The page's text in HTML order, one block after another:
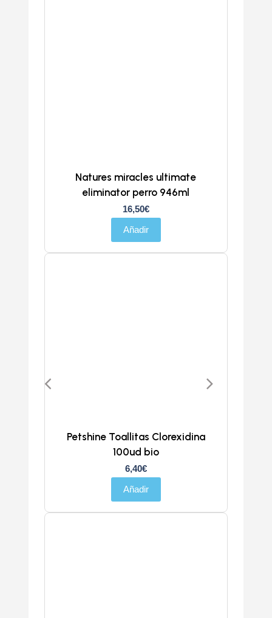
Natures miracles ultimate
eliminator perro 946ml
16,50€
Añadir
Petshine Toallitas Clorexidina
100ud bio
6,40€
Añadir